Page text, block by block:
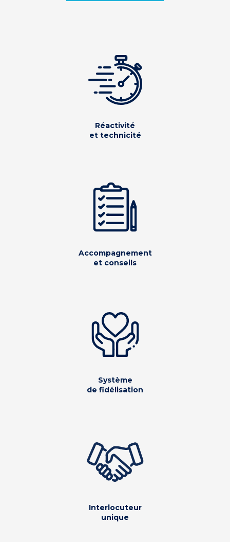
Réactivité
et technicité
Accompagnement
et conseils
Système
de fidélisation
Interlocuteur
unique